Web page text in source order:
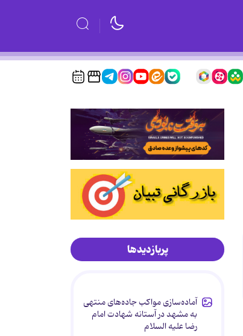
پربازدیدها
آماده‌سازی مواکب جاده‌های منتهی
به مشهد در آستانه شهادت امام
رضا علیه السلام